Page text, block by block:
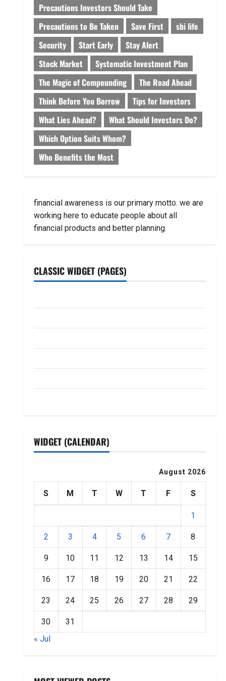
Precautions Investors Should Take
Precautions to Be Taken
Save First
sbi life
Security
Start Early
Stay Alert
Stock Market
Systematic Investment Plan
The Magic of Compounding
The Road Ahead
Think Before You Borrow
Tips for Investors
What Lies Ahead?
What Should Investors Do?
Which Option Suits Whom?
Who Benefits the Most
financial awareness is our primary motto. we are
working here to educate people about all
financial products and better planning.
CLASSIC WIDGET (PAGES)
WIDGET (CALENDAR)
August 2026
S M T W T F S
1
2 3 4 5 6 7 8
9 10 11 12 13 14 15
16 17 18 19 20 21 22
23 24 25 26 27 28 29
30
31
« Jul